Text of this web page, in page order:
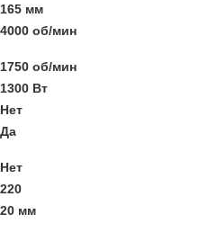
165 мм
4000 об/мин
1750 об/мин
1300 Вт
Нет
Да
Нет
220
20 мм